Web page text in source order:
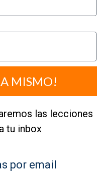
MISMO!
las lecciones
tu inbox
por email